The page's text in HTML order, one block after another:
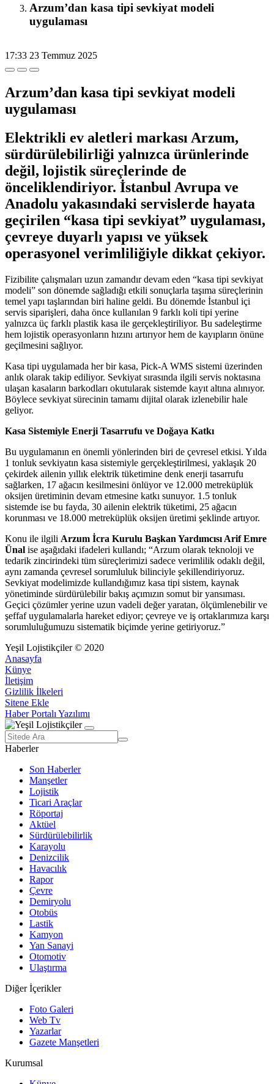
Arzum’dan kasa tipi sevkiyat modeli
uygulaması
17:33 23 Temmuz 2025
Arzum’dan kasa tipi sevkiyat modeli
uygulaması
Elektrikli ev aletleri markası Arzum,
sürdürülebilirliği yalnızca ürünlerinde
değil, lojistik süreçlerinde de
önceliklendiriyor. İstanbul Avrupa ve
Anadolu yakasındaki servislerde hayata
geçirilen “kasa tipi sevkiyat” uygulaması,
çevreye duyarlı yapısı ve yüksek
operasyonel verimliliğiyle dikkat çekiyor.
Fizibilite çalışmaları uzun zamandır devam eden “kasa tipi sevkiyat
modeli” son dönemde sağladığı etkili sonuçlarla taşıma süreçlerinin
temel yapı taşlarından biri haline geldi. Bu dönemde İstanbul içi
servis siparişleri, daha önce kullanılan 9 farklı koli tipi yerine
yalnızca üç farklı plastik kasa ile gerçekleştiriliyor. Bu sadeleştirme
hem lojistik operasyonların hızını artırıyor hem de kayıpların önüne
geçilmesini sağlıyor.
Kasa tipi uygulamada her bir kasa, Pick-A WMS sistemi üzerinden
anlık olarak takip ediliyor. Sevkiyat sırasında ilgili servis noktasına
ulaşan kasaların barkodları okutularak sistemde kayıt altına alınıyor.
Böylece sevkiyat sürecinin tamamı dijital olarak izlenebilir hale
geliyor.
Kasa Sistemiyle Enerji Tasarrufu ve Doğaya Katkı
Bu uygulamanın en önemli yönlerinden biri de çevresel etkisi. Yılda
1 tonluk sevkiyatın kasa sistemiyle gerçekleştirilmesi, yaklaşık 20
çekirdek ailenin yıllık elektrik tüketimine denk enerji tasarrufu
sağlarken, 17 ağacın kesilmesini önlüyor ve 12.000 metreküplük
oksijen üretiminin devam etmesine katkı sunuyor. 1.5 tonluk
sistemde ise bu fayda, 30 ailenin elektrik tüketimi, 25 ağacın
korunması ve 18.000 metreküplük oksijen üretimi şeklinde artıyor.
Konu ile ilgili Arzum İcra Kurulu Başkan Yardımcısı Arif Emre
Ünal ise aşağıdaki ifadeleri kullandı; “Arzum olarak teknoloji ve
tedarik zincirindeki tüm süreçlerimizi sadece verimlilik odaklı değil,
aynı zamanda çevresel sorumluluk bilinciyle şekillendiriyoruz.
Sevkiyat modelimizde kullandığımız kasa tipi sistem, kaynak
yönetiminde sürdürülebilir bakış açımızın somut bir yansıması.
Geçici çözümler yerine uzun vadeli değer yaratan, ölçümlenebilir ve
şeffaf uygulamalarla hareket ediyor; çevreye ve iş ortaklarımıza karşı
sorumluluğumuzu sistematik biçimde yerine getiriyoruz.”
Yeşil Lojistikçiler © 2020
Anasayfa
Künye
İletişim
Gizlilik İlkeleri
Sitene Ekle
Haber Portalı Yazılımı
Haberler
Son Haberler
Manşetler
Lojistik
Ticari Araçlar
Röportaj
Aktüel
Sürdürülebilirlik
Karayolu
Denizcilik
Havacılık
Rapor
Çevre
Demiryolu
Otobüs
Lastik
Kamyon
Yan Sanayi
Otomotiv
Ulaştırma
Diğer İçerikler
Foto Galeri
Web Tv
Yazarlar
Gazete Manşetleri
Kurumsal